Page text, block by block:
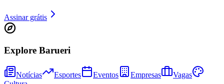
Assinar grátis
Explore Barueri
Notícias Esportes Eventos Empresas
Vagas